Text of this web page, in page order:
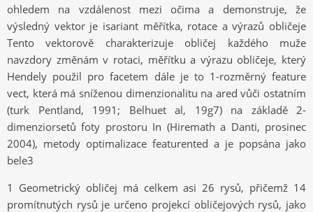
ohledem na vzdálenost mezi očima a demonstruje, že
výsledný vektor je isariant měřítka, rotace a výrazů obličeje
Tento vektorově charakterizuje obličej každého muže
navzdory změnám v rotaci, měřítku a výrazu obličeje, který
Hendely použil pro facetem dále je to 1-rozměrný feature
vect, která má sníženou dimenzionalitu na ared vůči ostatním
(turk Pentland, 1991; Belhuet al, 19g7) na základě 2-
dimenziorsetů foty prostoru In (Hiremath a Danti, prosinec
2004), metody optimalizace featurented a je popsána jako
bele3
1 Geometrický obličej má celkem asi 26 rysů, přičemž 14
promítnutých rysů je určeno projekcí obličejových rysů, jako